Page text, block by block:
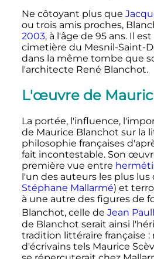
Ne côtoyant plus que
ou trois amis proches,
2003, à l'âge de 95 ans. Il
cimetière du Mesnil-Saint-
dans la même tombe que
l'architecte René Blanchot.
L'œuvre de
La portée, l'influence,
de Maurice Blanchot sur la
philosophie françaises
fait incontestable. Son
première vue entre
l'un des auteurs les plus
Stéphane Mallarmé) et
à une autre des figures de
Blanchot, celle de Jean
de Blanchot serait ainsi
tradition littéraire française :
d'écrivains tels Maurice